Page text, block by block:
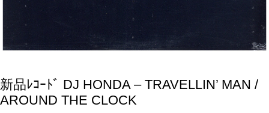
新品ﾚｺｰﾄﾞ DJ HONDA – TRAVELLIN’ MAN /
AROUND THE CLOCK